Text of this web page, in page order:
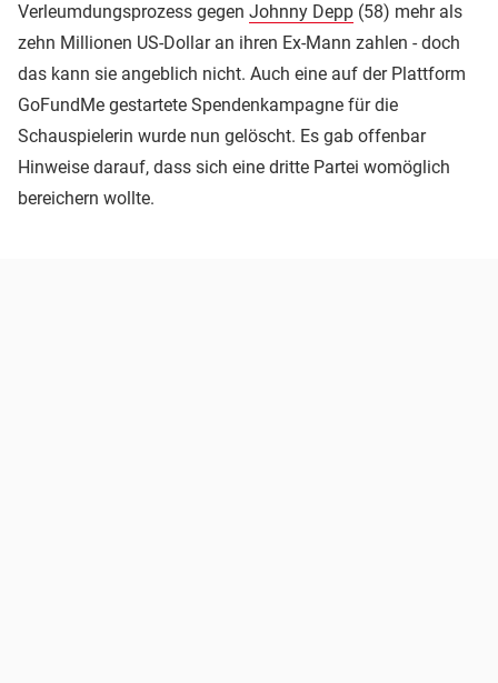
Verleumdungsprozess gegen Johnny Depp (58) mehr als
zehn Millionen US-Dollar an ihren Ex-Mann zahlen - doch
das kann sie angeblich nicht. Auch eine auf der Plattform
GoFundMe gestartete Spendenkampagne für die
Schauspielerin wurde nun gelöscht. Es gab offenbar
Hinweise darauf, dass sich eine dritte Partei womöglich
bereichern wollte.